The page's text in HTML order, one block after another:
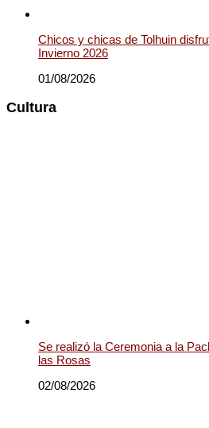
Chicos y chicas de Tolhuin
Invierno 2026
01/08/2026
Cultura
Se realizó la Ceremonia a la
las Rosas
02/08/2026